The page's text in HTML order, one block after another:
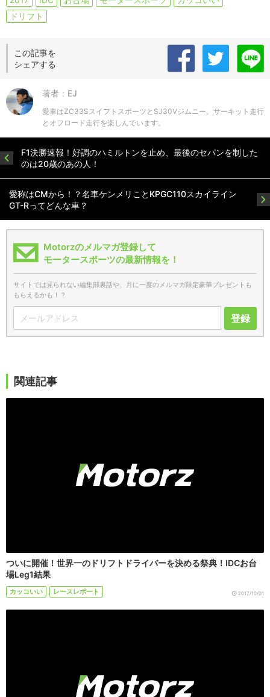
ドリフト
この記事を
シェアする
著者：EJ
愛車はZC33SスイフトスポーツとSJ30Vジムニー。サーキット走行
とオフロード走行を楽しんでいます。
F1決勝速報！好調のハミルトンを止め、最後のセパンを制した
のは20歳のあの人！
愛称はCMから！？名車ケンメリことKPGC110スカイライン
GT-Rってどんな車？
Motorzのメルマガ登録して
モータースポーツの最新情報を！
サイトでは見られない編集部裏話や、月に一度のメルマガ限定豪華プレゼントも
もらえるかも！？
登録
関連記事
ついに開催！世界一のドリフトドライバーを決める祭典！IDCお台
場Leg1結果
カッコいい レースレポート 2017/10/01